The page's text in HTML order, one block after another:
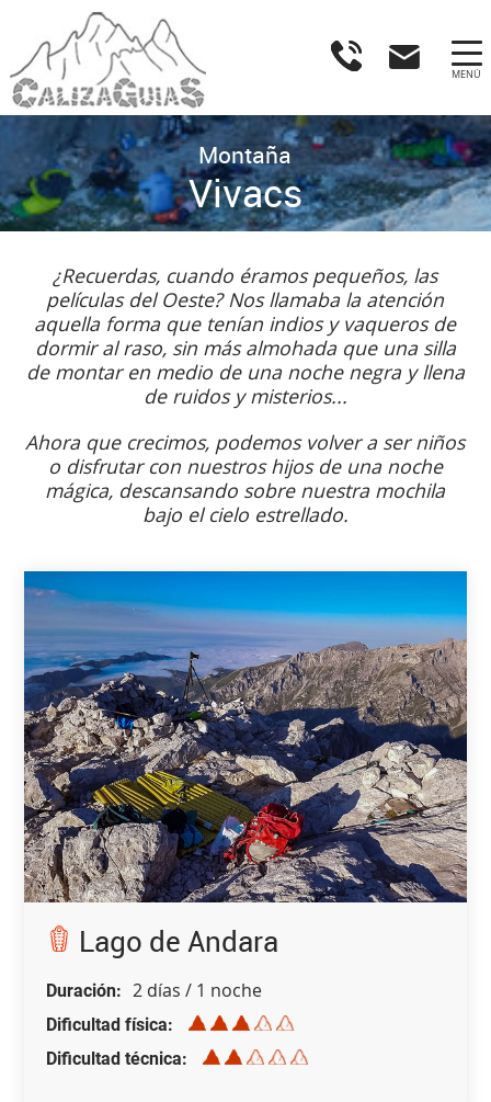
MENÚ
Montaña
Vivacs
¿Recuerdas, cuando éramos pequeños, las
películas del Oeste? Nos llamaba la atención
aquella forma que tenían indios y vaqueros de
dormir al raso, sin más almohada que una silla
de montar en medio de una noche negra y llena
de ruidos y misterios...
Ahora que crecimos, podemos volver a ser niños
o disfrutar con nuestros hijos de una noche
mágica, descansando sobre nuestra mochila
bajo el cielo estrellado.
Lago de Andara
Duración 2 días / 1 noche
Dificultad física
Dificultad técnica